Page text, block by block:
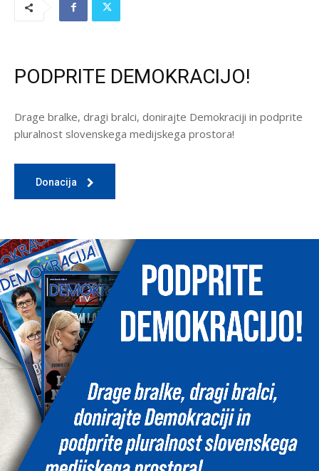
PODPRITE DEMOKRACIJO!
Drage bralke, dragi bralci, donirajte Demokraciji in podprite
pluralnost slovenskega medijskega prostora!
Donacija